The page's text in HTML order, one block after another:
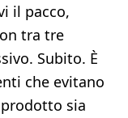
il pacco,
tra tre
Subito. È
che evitano
sia